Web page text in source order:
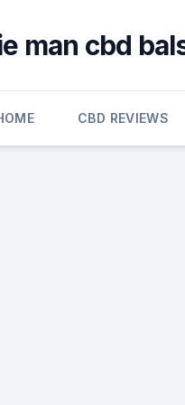
man cbd
CBD REVIEWS